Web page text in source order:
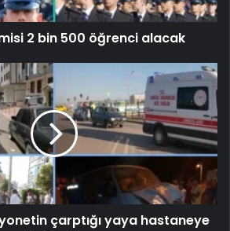
2 bin 500 öğrenci alacak
çarptığı yaya hastaneye